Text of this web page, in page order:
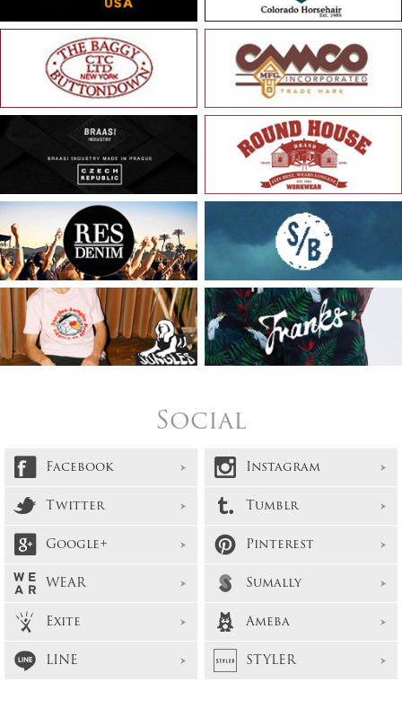
Social
Facebook
Instagram
Twitter
Tumblr
Google+
Pinterest
WEAR
Sumally
Exite
Ameba
LINE
STYLER